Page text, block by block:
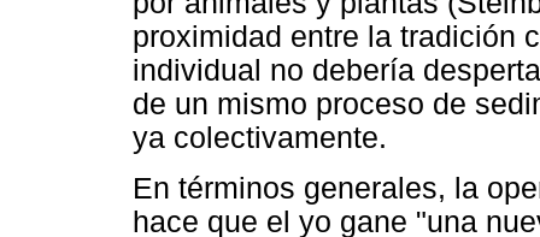
proximidad entre la tradición
individual no debería
de un mismo proceso de
ya colectivamente.
En términos generales, la
hace que el yo gane "una